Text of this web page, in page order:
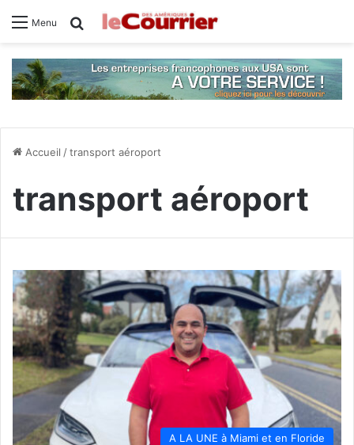
Menu Rechercher
Accueil /transport aéroport
transport aéroport
A LA UNE à Miami et en Floride